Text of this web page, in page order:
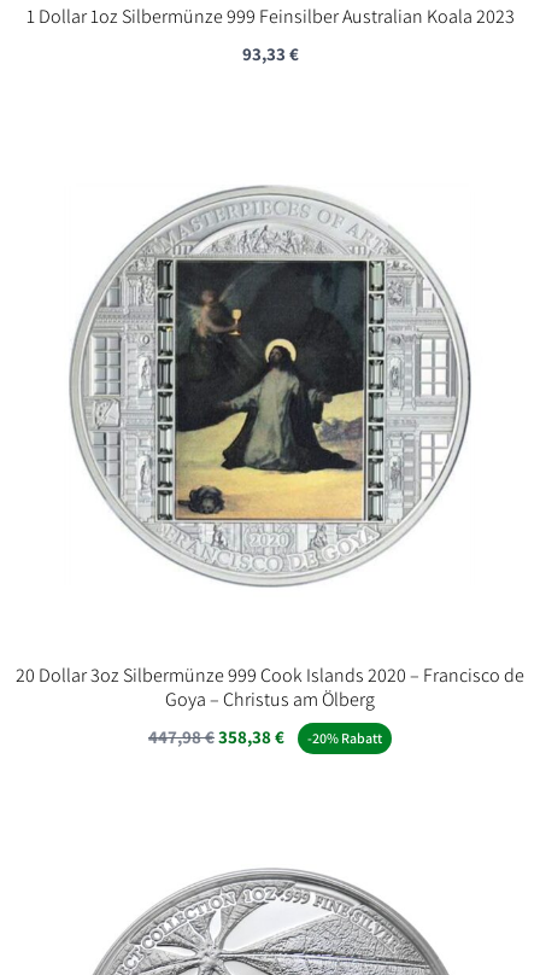
1 Dollar 1oz Silbermünze 999 Feinsilber Australian Koala 2023
93,33 €
20 Dollar 3oz Silbermünze 999 Cook Islands 2020 – Francisco de
Goya – Christus am Ölberg
447,98€358,38€ -20% Rabatt